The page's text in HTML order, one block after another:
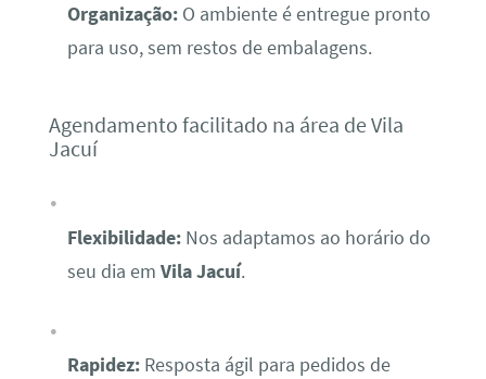
Organização:O ambiente é entregue pronto
para uso, sem restos de embalagens.
Agendamento facilitado na área de Vila
Jacuí
Flexibilidade:Nos adaptamos ao horário do
seu dia em Vila Jacuí.
Rapidez:Resposta ágil para pedidos de